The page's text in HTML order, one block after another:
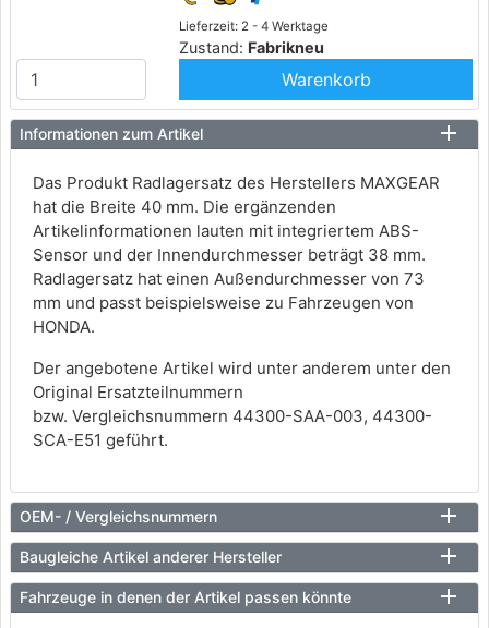
Lieferzeit: 2 - 4 Werktage
Zustand: Fabrikneu
Warenkorb
Informationen zum Artikel
Das Produkt Radlagersatz des Herstellers MAXGEAR
hat die Breite 40 mm. Die ergänzenden
Artikelinformationen lauten mit integriertem ABS-
Sensor und der Innendurchmesser beträgt 38 mm.
Radlagersatz hat einen Außendurchmesser von 73
mm und passt beispielsweise zu Fahrzeugen von
HONDA.
Der angebotene Artikel wird unter anderem unter den
Original Ersatzteilnummern
bzw. Vergleichsnummern 44300-SAA-003, 44300-
SCA-E51 geführt.
OEM- / Vergleichsnummern
Baugleiche Artikel anderer Hersteller
Fahrzeuge in denen der Artikel passen könnte